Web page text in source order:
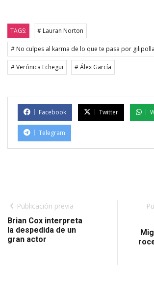
TAGS: # Lauran Norton
# No culpes al karma de lo que te pasa por gilipolla
# Verónica Echegui # Álex García
Facebook Twitter
Telegram
Publicación previa
Brian Cox interpreta
la despedida de un
gran actor